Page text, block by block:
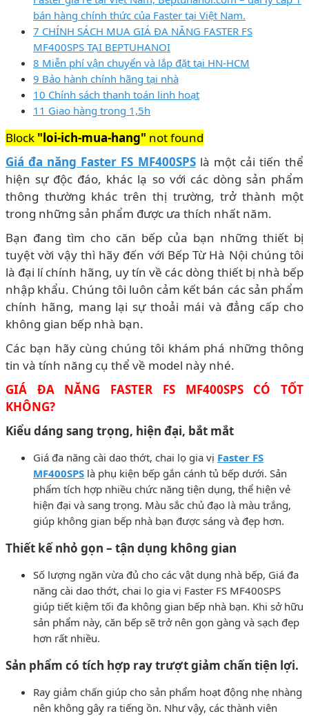
bán hàng chính thức của Faster tại Việt Nam.
7 CHÍNH SÁCH MUA GIÁ ĐA NĂNG FASTER FS
MF400SPS TẠI BEPTUHANOI
8 Miễn phí vận chuyển và lắp đặt tại HN-HCM
9 Bảo hành chính hãng tại nhà
10 Chính sách thanh toán linh hoạt
11 Giao hàng trong 1,5h
Block "loi-ich-mua-hang" not found
Giá đa năng Faster FS MF400SPS là một cải tiến thể
hiện sự độc đáo, khác lạ so với các dòng sản phẩm
thông thường khác trên thị trường, trở thành một
trong những sản phẩm được ưa thích nhất năm.
Bạn đang tìm cho căn bếp của bạn những thiết bị
tuyệt vời vậy thì hãy đến với Bếp Từ Hà Nội chúng tôi
là đại lí chính hãng, uy tín về các dòng thiết bị nhà bếp
nhập khẩu. Chúng tôi luôn cảm kết bán các sản phẩm
chính hãng, mang lại sự thoải mái và đẳng cấp cho
không gian bếp nhà bạn.
Các bạn hãy cùng chúng tôi khám phá những thông
tin và tính năng cụ thể về model này nhé.
GIÁ ĐA NĂNG FASTER FS MF400SPS CÓ TỐT
KHÔNG?
Kiểu dáng sang trọng, hiện đại, bắt mắt
Giá đa năng cài dao thớt, chai lọ gia vị Faster FS
MF400SPS là phụ kiện bếp gắn cánh tủ bếp dưới. Sản
phẩm tích hợp nhiều chức năng tiện dụng, thể hiện vẻ
hiện đại và sang trọng. Màu sắc chủ đạo là màu trắng,
giúp không gian bếp nhà bạn được sáng và đẹp hơn.
Thiết kế nhỏ gọn – tận dụng không gian
Số lượng ngăn vừa đủ cho các vật dụng nhà bếp, Giá đa
năng cài dao thớt, chai lọ gia vị Faster FS MF400SPS
giúp tiết kiệm tối đa không gian bếp nhà bạn. Khi sở hữu
sản phẩm này, căn bếp sẽ trở nên gọn gàng và sạch đẹp
hơn rất nhiều.
Sản phẩm có tích hợp ray trượt giảm chấn tiện lợi.
Ray giảm chấn giúp cho sản phẩm hoạt động nhẹ nhàng
nên không gây ra tiếng ồn. Như vậy, các thành viên